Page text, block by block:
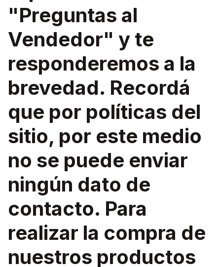
"Preguntas al
Vendedor" y te
responderemos a la
brevedad. Recordá
que por políticas del
sitio, por este medio
no se puede enviar
ningún dato de
contacto. Para
realizar la compra de
nuestros productos